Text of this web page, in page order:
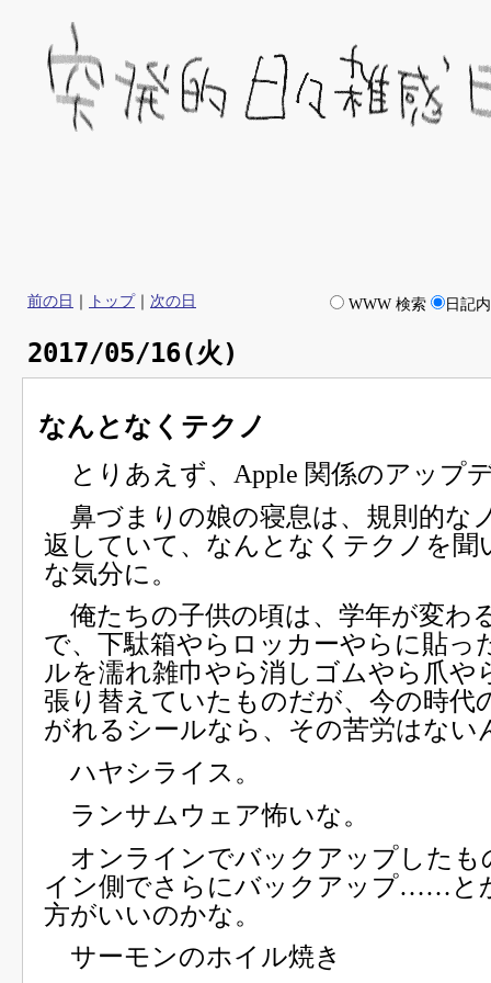
WWW 検索 日記
前の日 トップ 次の日
2017/05/16(火)
なんとなくテクノ
とりあえず、Apple 関係のアップ
鼻づまりの娘の寝息は、規則的な
返していて、なんとなくテクノを聞
な気分に。
俺たちの子供の頃は、学年が変わ
で、下駄箱やらロッカーやらに貼っ
ルを濡れ雑巾やら消しゴムやら爪や
張り替えていたものだが、今の時代
がれるシールなら、その苦労はない
ハヤシライス。
ランサムウェア怖いな。
オンラインでバックアップしたも
イン側でさらにバックアップ……と
方がいいのかな。
サーモンのホイル焼き